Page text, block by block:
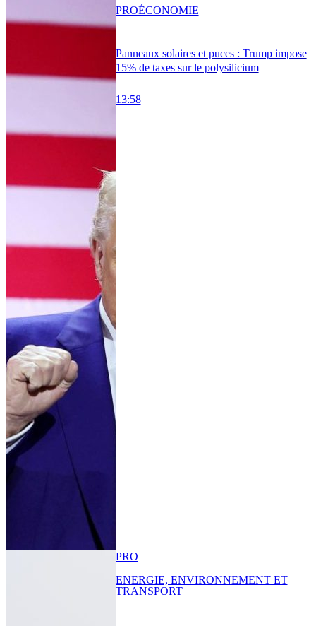
Panneaux solaires et puces : Trump impose
15% de taxes sur le polysilicium
13:58
PROÉCONOMIE
PRO
ENERGIE, ENVIRONNEMENT ET
TRANSPORT